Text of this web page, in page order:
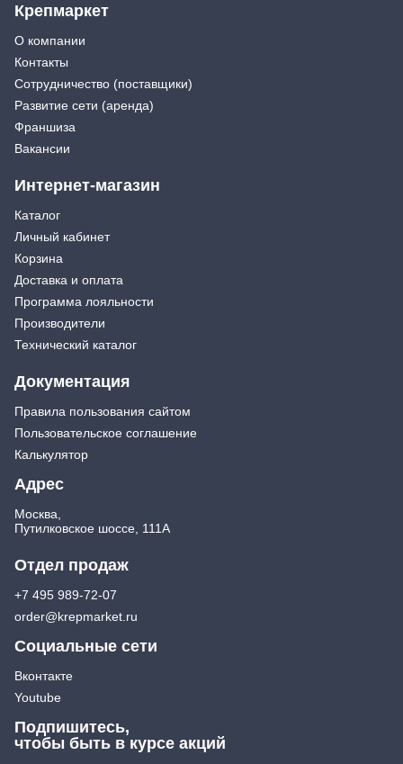
Крепмаркет
О компании
Контакты
Сотрудничество (поставщики)
Развитие сети (аренда)
Франшиза
Вакансии
Интернет-магазин
Каталог
Личный кабинет
Корзина
Доставка и оплата
Программа лояльности
Производители
Технический каталог
Документация
Правила пользования сайтом
Пользовательское соглашение
Калькулятор
Адрес
Москва,
Путилковское шоссе, 111А
Отдел продаж
+7 495 989-72-07
order@krepmarket.ru
Социальные сети
Вконтакте
Youtube
Подпишитесь,
чтобы быть в курсе акций